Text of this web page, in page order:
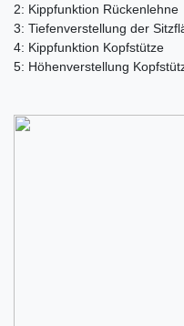
2: Kippfunktion Rückenlehne
3: Tiefenverstellung der
4: Kippfunktion Kopfstütze
5: Höhenverstellung